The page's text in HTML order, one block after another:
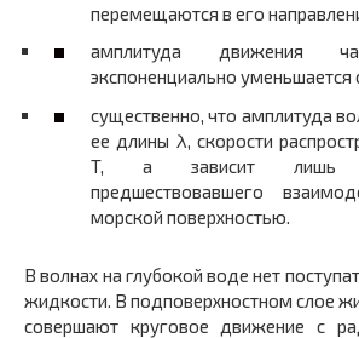
перемещаются в его
амплитуда движения
экспоненциально уменьшается
существенно, что амплитуда
ее длины λ, скорости
T, а зависит лишь
предшествовавшего
морской поверхностью.
В волнах на глубокой воде нет
жидкости. В подповерхностном слое
совершают круговое движение с